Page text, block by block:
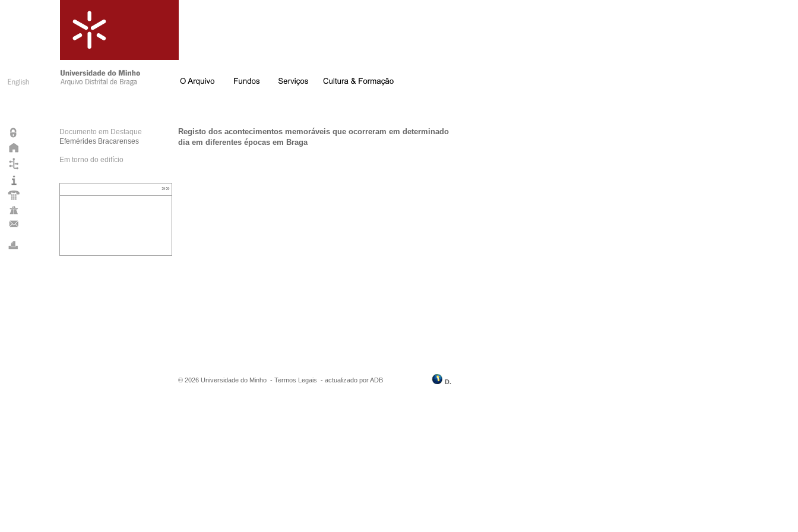
Documento em Destaque
Efemérides Bracarenses
Em torno do edifício
»»
Registo dos acontecimentos memoráveis que ocorreram em determinado
dia em diferentes épocas em Braga
© 2026 Universidade do Minho - Termos Legais - actualizado por ADB D.